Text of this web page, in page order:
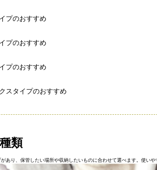
プのおすすめ
プのおすすめ
プのおすすめ
スタイプのおすすめ
類
あり、保管したい場所や収納したいものに合わせて選べます。使い